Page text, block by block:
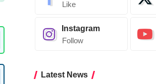
Like
Instagram
Follow
Latest News